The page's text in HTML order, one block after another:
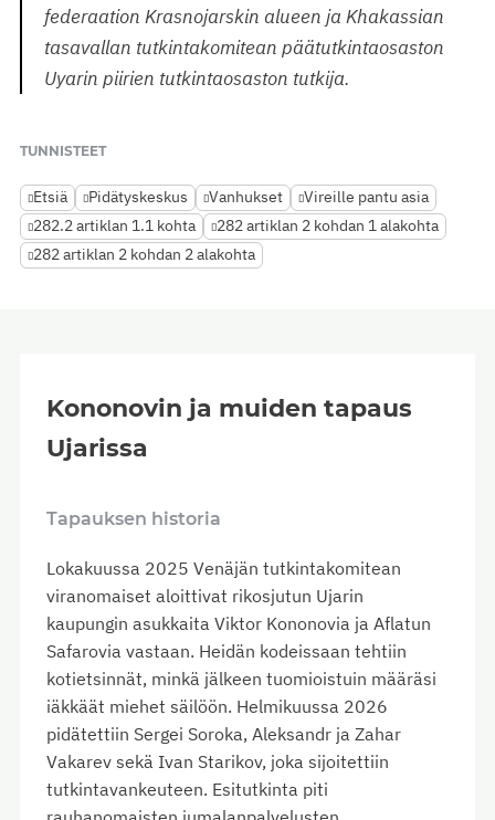
federaation Krasnojarskin alueen ja Khakassian
tasavallan tutkintakomitean päätutkintaosaston
Uyarin piirien tutkintaosaston tutkija.
TUNNISTEET
Etsiä Pidätyskeskus Vanhukset
Vireille pantu asia
282.2 artiklan 1.1 kohta
282 artiklan 2 kohdan 1 alakohta
282 artiklan 2 kohdan 2 alakohta
Kononovin ja muiden tapaus
Ujarissa
Tapauksen historia
Lokakuussa 2025 Venäjän tutkintakomitean
viranomaiset aloittivat rikosjutun Ujarin
kaupungin asukkaita Viktor Kononovia ja Aflatun
Safarovia vastaan. Heidän kodeissaan tehtiin
kotietsinnät, minkä jälkeen tuomioistuin määräsi
iäkkäät miehet säilöön. Helmikuussa 2026
pidätettiin Sergei Soroka, Aleksandr ja Zahar
Vakarev sekä Ivan Starikov, joka sijoitettiin
tutkintavankeuteen. Esitutkinta piti